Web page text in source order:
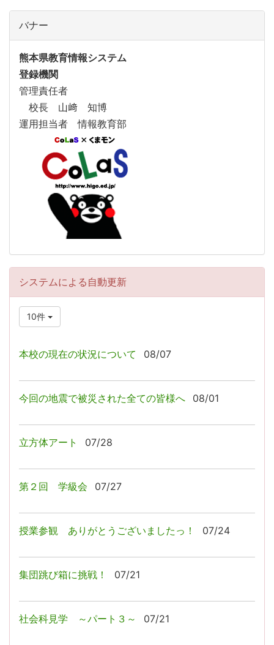
バナー
熊本県教育情報システム
登録機関
管理責任者
校長 山﨑 知博
運用担当者 情報教育部
システムによる自動更新
10件
本校の現在の状況について 08/07
今回の地震で被災された全ての皆様へ 08/01
立方体アート 07/28
第２回 学級会 07/27
授業参観 ありがとうございましたっ！ 07/24
集団跳び箱に挑戦！ 07/21
社会科見学 ～パート３～ 07/21